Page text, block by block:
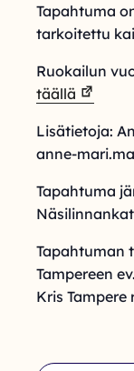
Tapahtuma
tarkoitettu
Ruokailun
täällä
Lisätietoja:
anne-
Tapahtuma
Tapahtuman
Tampereen
Kris Tampere